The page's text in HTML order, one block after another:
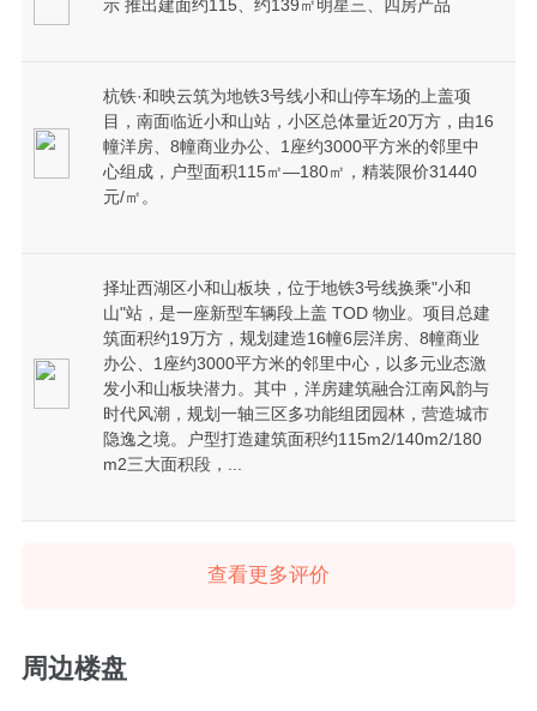
示 推出建面约115、约139㎡明星三、四房产品
杭铁·和映云筑为地铁3号线小和山停车场的上盖项
目，南面临近小和山站，小区总体量近20万方，由16
幢洋房、8幢商业办公、1座约3000平方米的邻里中
心组成，户型面积115㎡—180㎡，精装限价31440
元/㎡。
择址西湖区小和山板块，位于地铁3号线换乘"小和
山"站，是一座新型车辆段上盖 TOD 物业。项目总建
筑面积约19万方，规划建造16幢6层洋房、8幢商业
办公、1座约3000平方米的邻里中心，以多元业态激
发小和山板块潜力。其中，洋房建筑融合江南风韵与
时代风潮，规划一轴三区多功能组团园林，营造城市
隐逸之境。户型打造建筑面积约115m2/140m2/180
m2三大面积段，...
查看更多评价
周边楼盘